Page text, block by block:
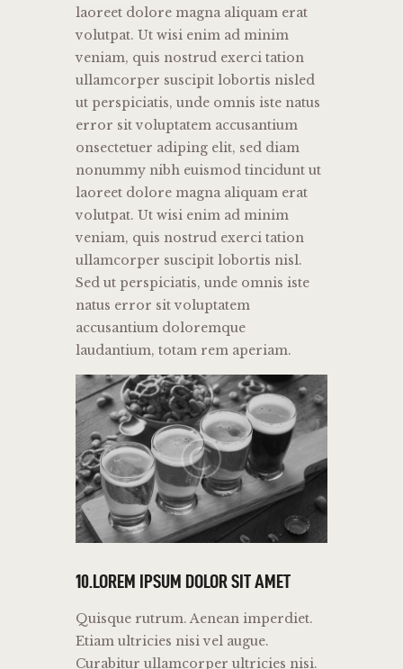
laoreet dolore magna aliquam erat
volutpat. Ut wisi enim ad minim
veniam, quis nostrud exerci tation
ullamcorper suscipit lobortis nisled
ut perspiciatis, unde omnis iste natus
error sit voluptatem accusantium
onsectetuer adiping elit, sed diam
nonummy nibh euismod tincidunt ut
laoreet dolore magna aliquam erat
volutpat. Ut wisi enim ad minim
veniam, quis nostrud exerci tation
ullamcorper suscipit lobortis nisl.
Sed ut perspiciatis, unde omnis iste
natus error sit voluptatem
accusantium doloremque
laudantium, totam rem aperiam.
10.LOREM IPSUM DOLOR SIT AMET
Quisque rutrum. Aenean imperdiet.
Etiam ultricies nisi vel augue.
Curabitur ullamcorper ultricies nisi.